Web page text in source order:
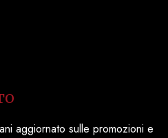
aggiornato sulle promozioni e